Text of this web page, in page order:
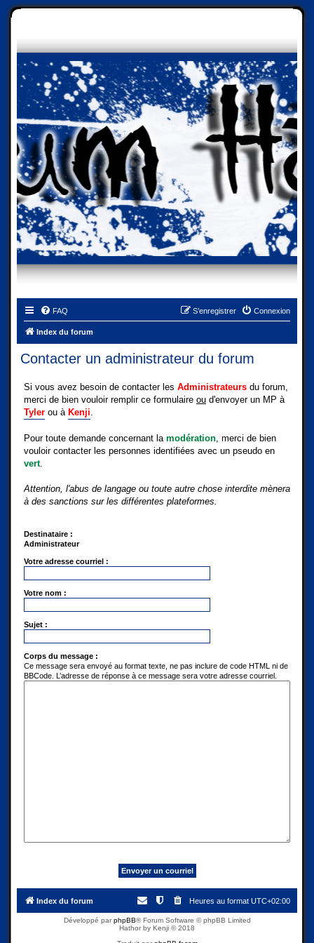
FAQ Connexion
S’enregistrer
Index du forum
Contacter un administrateur du forum
Si vous avez besoin de contacter les Administrateurs du forum,
merci de bien vouloir remplir ce formulaire ou d'envoyer un MP à
Tyler ou à Kenji.
Pour toute demande concernant la modération, merci de bien
vouloir contacter les personnes identifiées avec un pseudo en
vert.
Attention, l'abus de langage ou toute autre chose interdite mènera
à des sanctions sur les différentes plateformes.
Destinataire :
Administrateur
Votre adresse courriel :
Votre nom :
Sujet :
Corps du message :
Ce message sera envoyé au format texte, ne pas inclure de code HTML ni de
BBCode. L’adresse de réponse à ce message sera votre adresse courriel.
Index du forum Heures au format UTC+02:00
Développé parphpBB® Forum Software © phpBB Limited
Hathor by Kenji © 2018